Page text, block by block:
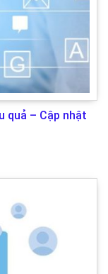
quả – Cập nhật